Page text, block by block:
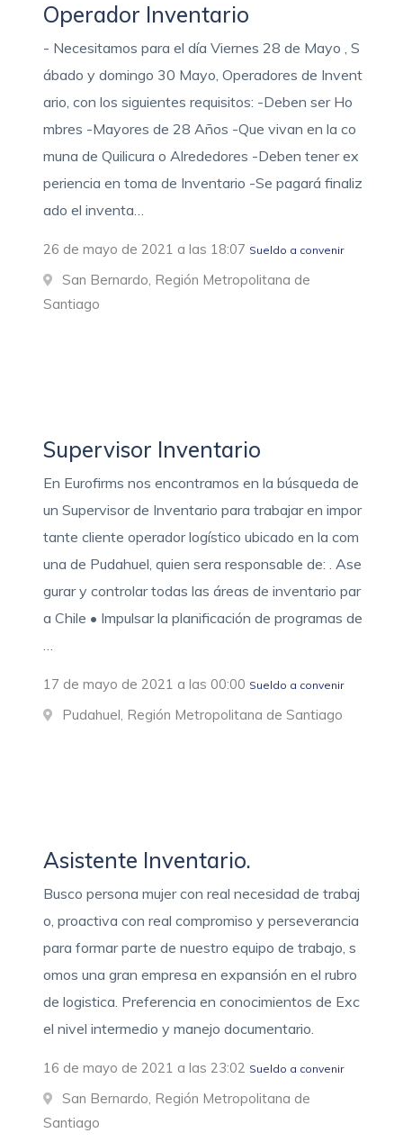
Operador Inventario
- Necesitamos para el día Viernes 28 de Mayo , S
ábado y domingo 30 Mayo, Operadores de Invent
ario, con los siguientes requisitos: -Deben ser Ho
mbres -Mayores de 28 Años -Que vivan en la co
muna de Quilicura o Alrededores -Deben tener ex
periencia en toma de Inventario -Se pagará finaliz
ado el inventa…
26 de mayo de 2021 a las 18:07 Sueldo a convenir
San Bernardo, Región Metropolitana de
Santiago
Supervisor Inventario
En Eurofirms nos encontramos en la búsqueda de
un Supervisor de Inventario para trabajar en impor
tante cliente operador logístico ubicado en la com
una de Pudahuel, quien sera responsable de: . Ase
gurar y controlar todas las áreas de inventario par
a Chile • Impulsar la planificación de programas de
…
17 de mayo de 2021 a las 00:00 Sueldo a convenir
Pudahuel, Región Metropolitana de Santiago
Asistente Inventario.
Busco persona mujer con real necesidad de trabaj
o, proactiva con real compromiso y perseverancia
para formar parte de nuestro equipo de trabajo, s
omos una gran empresa en expansión en el rubro
de logistica. Preferencia en conocimientos de Exc
el nivel intermedio y manejo documentario.
16 de mayo de 2021 a las 23:02 Sueldo a convenir
San Bernardo, Región Metropolitana de
Santiago